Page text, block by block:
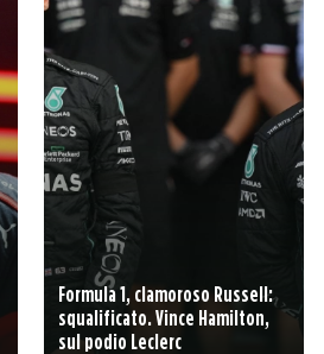
Formula 1, clamoroso Russell:
squalificato. Vince Hamilton,
sul podio Leclerc